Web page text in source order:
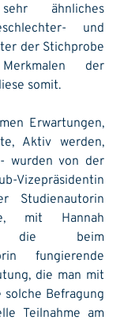
ähnliches
und
der Stichprobe
der
somit.
Erwartungen,
Aktiv werden,
wurden von der
Vizepräsidentin
Studienautorin
mit Hannah
die beim
fungierende
die man mit
Befragung
Teilnahme am